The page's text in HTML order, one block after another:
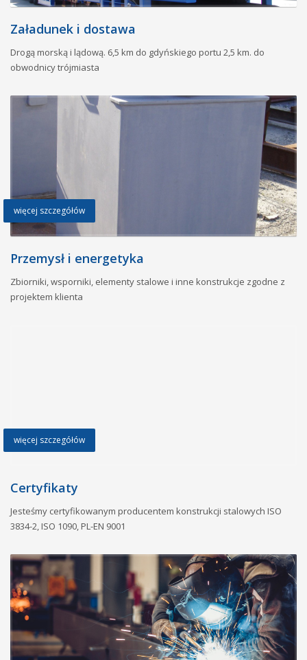
Załadunek i dostawa
Drogą morską i lądową. 6,5 km do gdyńskiego portu 2,5 km. do
obwodnicy trójmiasta
więcej szczegółów
Przemysł i energetyka
Zbiorniki, wsporniki, elementy stalowe i inne konstrukcje zgodne z
projektem klienta
więcej szczegółów
Certyfikaty
Jesteśmy certyfikowanym producentem konstrukcji stalowych ISO
3834-2, ISO 1090, PL-EN 9001